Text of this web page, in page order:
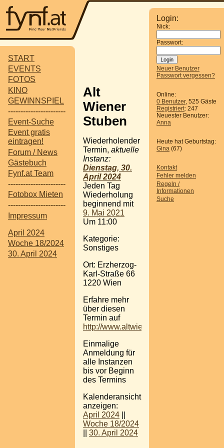
START
EVENTS
FOTOS
KINO
GEWINNSPIEL
-----------------------
Event-Suche
Event gratis
eintragen!
Forum / News
Gästebuch
Fynf.at Team
-----------------------
Fotobox Mieten
-----------------------
Impressum
April 2024
Woche 18/2024
30. April 2024
Login:
Nick:
Passwort:
Neuer Benutzer
Passwort vergessen?
Online:
0 Benutzer, 525 Gäste
Registriert: 247
Neuester Benutzer:
Anna
Heute hat Geburtstag:
Gina (67)
Kontakt
Fehler melden
Regeln /
Informationen
Suche
Alt
Wiener
Stuben
Wiederholender
Termin, aktuelle
Instanz:
Dienstag, 30.
April 2024
Jeden Tag
Wiederholung
beginnend mit
9. Mai 2021
Um 11:00
Kategorie:
Sonstiges
Ort: Erzherzog-
Karl-Straße 66
1220 Wien
Erfahre mehr
über diesen
Termin auf
http://www.altwienerstuben.com
Einmalige
Anmeldung für
alle Instanzen
bis vor Beginn
des Termins
Kalenderansicht
anzeigen:
April 2024
Woche 18/2024
30. April 2024